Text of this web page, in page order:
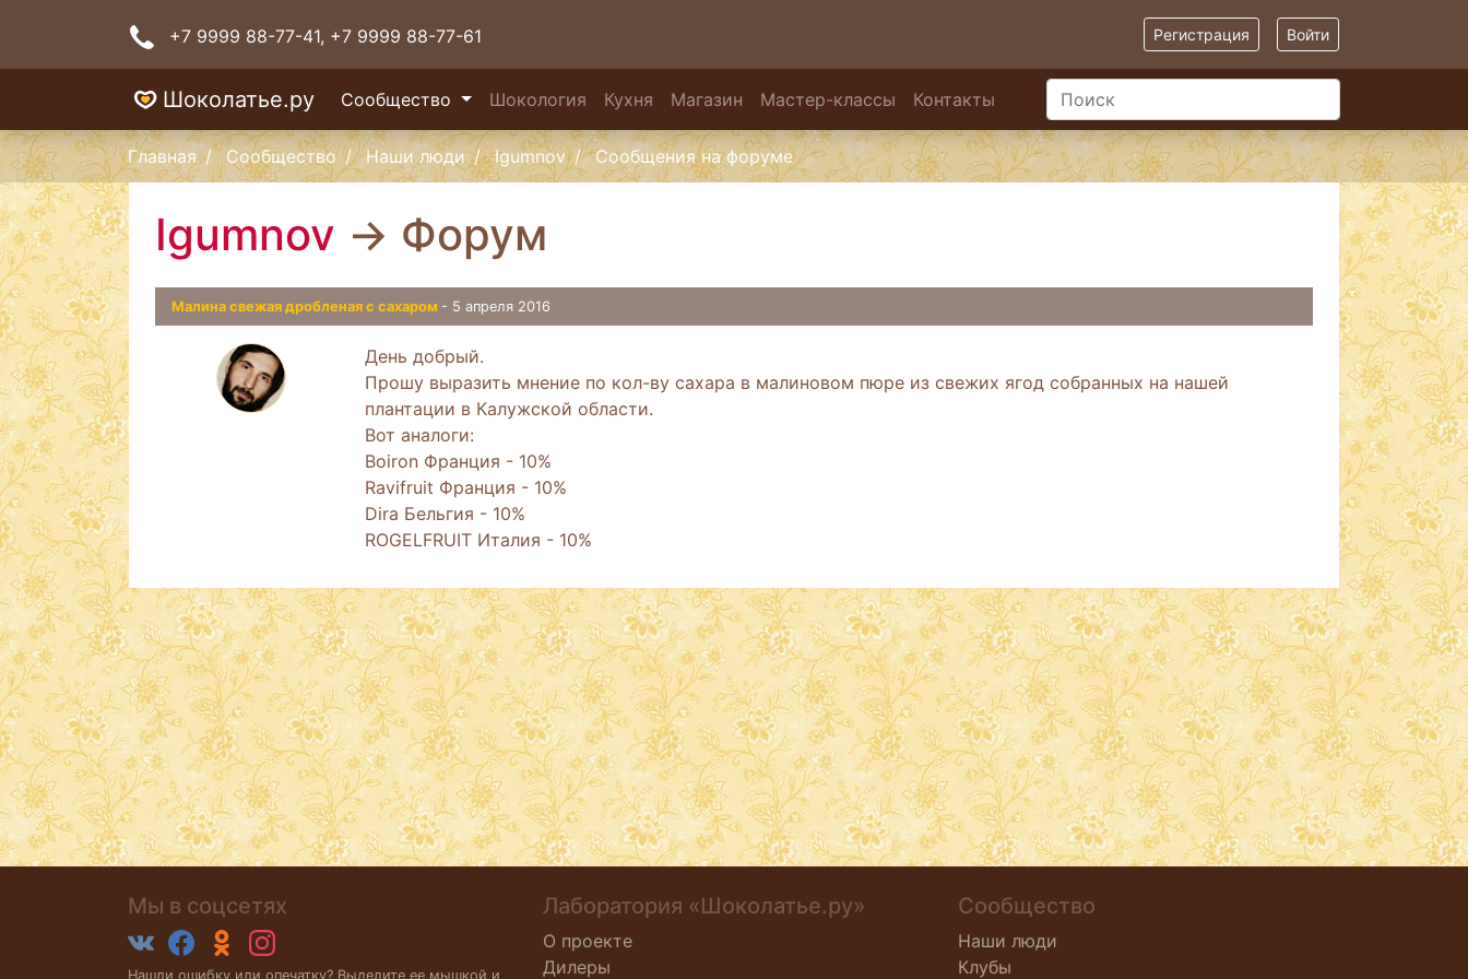
+7 9999 88-77-41, +7 9999 88-77-61 Регистрация Войти
Шоколатье.ру Сообщество Шокология Кухня Магазин Мастер-классы Контакты
Главная Сообщество Наши люди Igumnov Сообщения на форуме
Igumnov → Форум
Малина свежая дробленая с сахаром - 5 апреля 2016
День добрый.
Прошу выразить мнение по кол-ву сахара в малиновом пюре из свежих ягод собранных на нашей
плантации в Калужской области.
Вот аналоги:
Boiron Франция - 10%
Ravifruit Франция - 10%
Dira Бельгия - 10%
ROGELFRUIT Италия - 10%
Мы в соцсетях
Нашли ошибку или опечатку? Выделите ее мышкой и
Лаборатория «Шоколатье.ру»
О проекте
Дилеры
Сообщество
Наши люди
Клубы